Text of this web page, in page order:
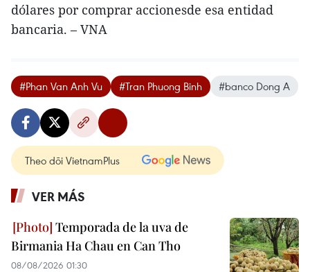
dólares por comprar accionesde esa entidad
bancaria. – VNA
#Phan Van Anh Vu #Tran Phuong Binh #banco Dong A
Theo dõi VietnamPlus
VER MÁS
Temporada de la uva de
Birmania Ha Chau en Can Tho
08/08/2026 01:30